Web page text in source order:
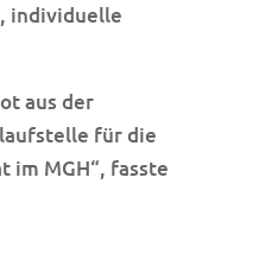
individuelle
aus der
für die
im MGH“, fasste